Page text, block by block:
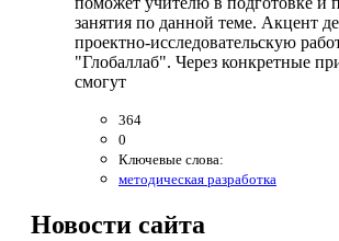
занятия по данной теме. Акцент
проектно-исследовательскую
"Глобаллаб". Через конкретные
смогут
364
0
Ключевые слова:
методическая разработка
Новости сайта